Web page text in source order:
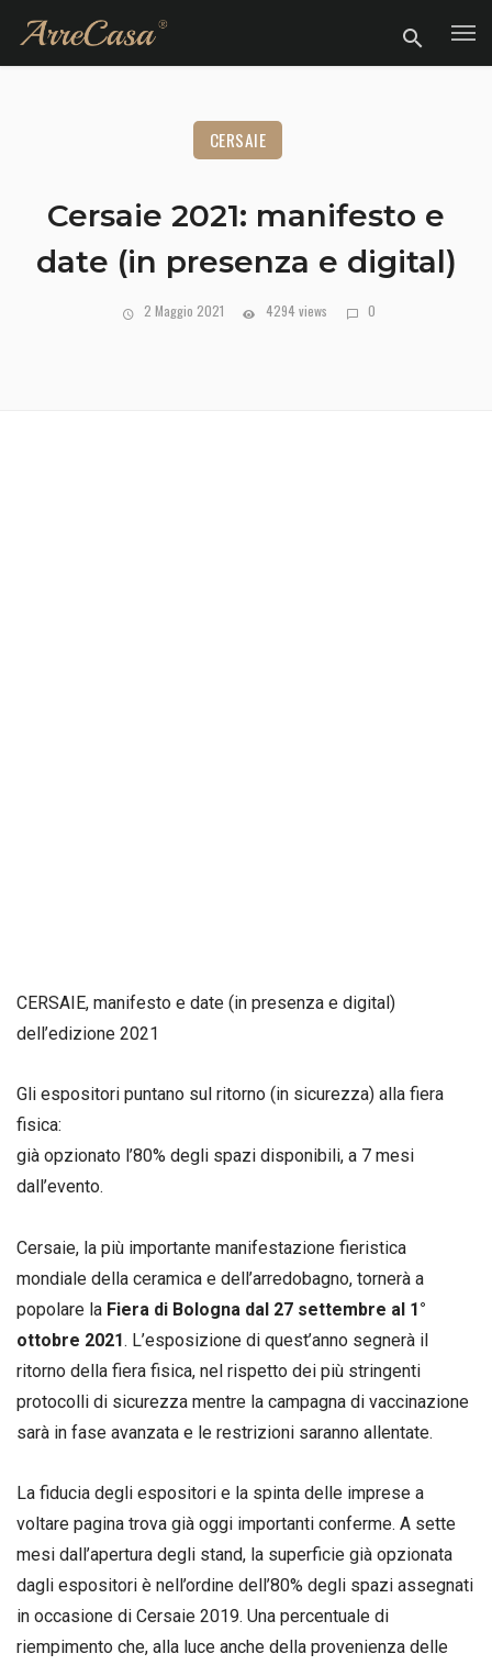
CERSAIE
Cersaie 2021: manifesto e
date (in presenza e digital)
2 Maggio 2021 4294 views 0
CERSAIE, manifesto e date (in presenza e digital)
dell’edizione 2021
Gli espositori puntano sul ritorno (in sicurezza) alla fiera
fisica:
già opzionato l’80% degli spazi disponibili, a 7 mesi
dall’evento.
Cersaie, la più importante manifestazione fieristica
mondiale della ceramica e dell’arredobagno, tornerà a
popolare la Fiera di Bologna dal 27 settembre al 1°
ottobre 2021. L’esposizione di quest’anno segnerà il
ritorno della fiera fisica, nel rispetto dei più stringenti
protocolli di sicurezza mentre la campagna di vaccinazione
sarà in fase avanzata e le restrizioni saranno allentate.
La fiducia degli espositori e la spinta delle imprese a
voltare pagina trova già oggi importanti conferme. A sette
mesi dall’apertura degli stand, la superficie già opzionata
dagli espositori è nell’ordine dell’80% degli spazi assegnati
in occasione di Cersaie 2019. Una percentuale di
riempimento che, alla luce anche della provenienza delle